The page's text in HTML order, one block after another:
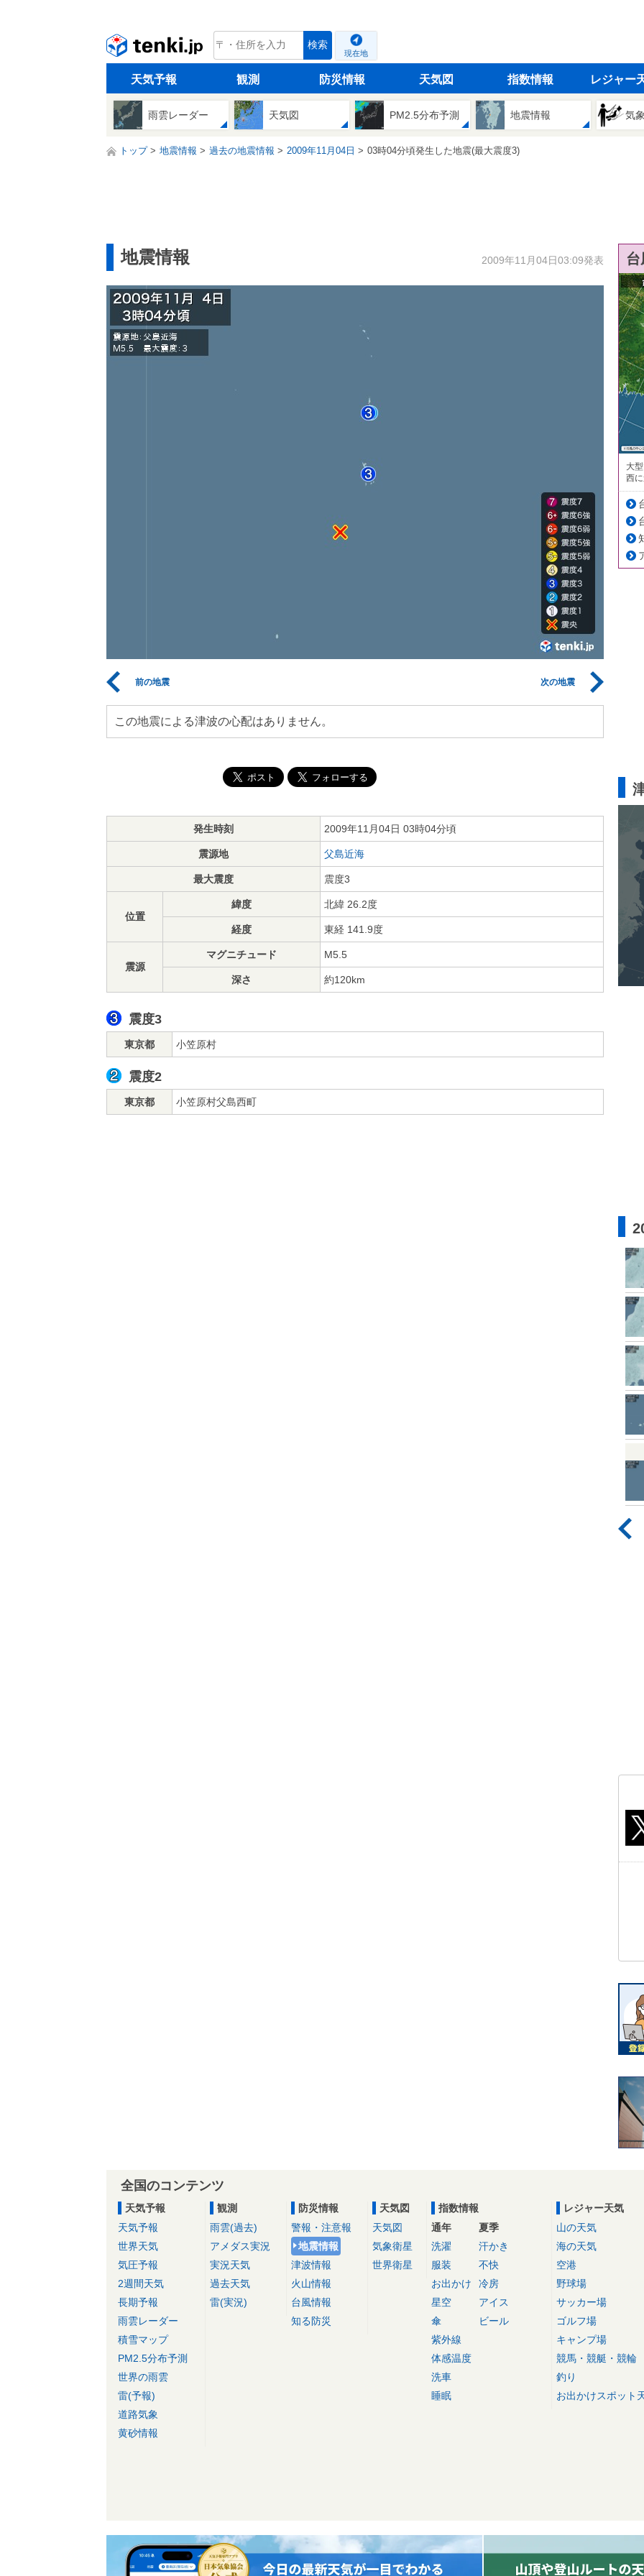
tenki.jp 検索
現在地
天気予報 観測 防災情報 天気図 指数情報 レジャー
雨雲レーダー 天気図 PM2.5分布予測 地震情報 気
トップ 地震情報 過去の地震情報 2009年11月04日 03時04分頃発生した地震(最大震度3)
地震情報 2009年11月04日03:09発表
前の地震 次の地震
この地震による津波の心配はありません。
発生時刻 2009年11月04日 03時04分頃
震源地 父島近海
最大震度 震度3
位置
緯度 北緯 26.2度
経度 東経 141.9度
震源
マグニチュード M5.5
深さ 約120km
震度3
東京都 小笠原村
震度2
東京都 小笠原村父島西町
大
西
全国のコンテンツ
天気予報
天気予報
世界天気
気圧予報
2週間天気
長期予報
雨雲レーダー
積雪マップ
PM2.5分布予測
世界の雨雲
雷(予報)
道路気象
黄砂情報
観測
雨雲(過去)
アメダス実況
実況天気
過去天気
雷(実況)
防災情報
警報・注意報
地震情報
津波情報
火山情報
台風情報
知る防災
天気図
天気図
気象衛星
世界衛星
指数情報
通年
洗濯
服装
お出かけ
星空
傘
紫外線
体感温度
洗車
睡眠
夏季
汗かき
不快
冷房
アイス
ビール
レジャー天気
山の天気
海の天気
空港
野球場
サッカー場
ゴルフ場
キャンプ場
競馬・競艇・競輪
釣り
お出かけスポット